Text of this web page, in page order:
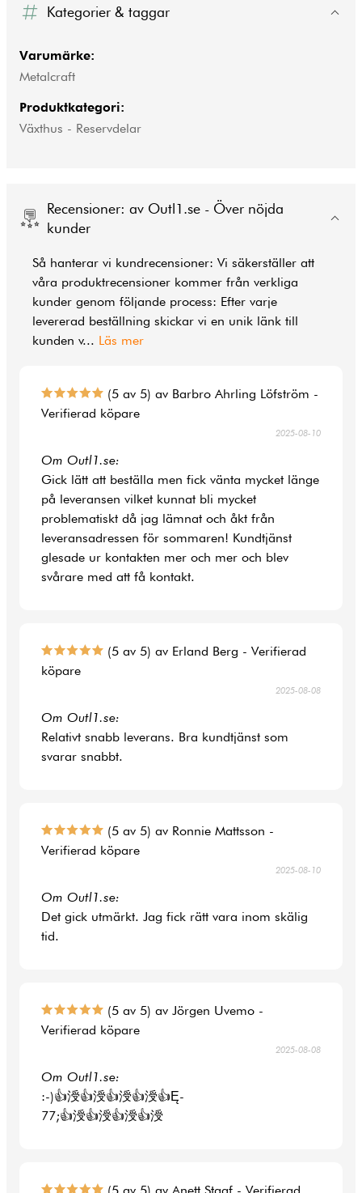
Kategorier & taggar
Varumärke:
Metalcraft
Produktkategori:
Växthus - Reservdelar
Recensioner: av Outl1.se - Över nöjda
kunder
Så hanterar vi kundrecensioner: Vi säkerställer att
våra produktrecensioner kommer från verkliga
kunder genom följande process: Efter varje
levererad beställning skickar vi en unik länk till
kunden v... Läs mer
(5 av 5) av Barbro Ahrling Löfström -
Verifierad köpare
2025-08-10
Om Outl1.se:
Gick lätt att beställa men fick vänta mycket länge
på leveransen vilket kunnat bli mycket
problematiskt då jag lämnat och åkt från
leveransadressen för sommaren! Kundtjänst
glesade ur kontakten mer och mer och blev
svårare med att få kontakt.
(5 av 5) av Erland Berg - Verifierad
köpare
2025-08-08
Om Outl1.se:
Relativt snabb leverans. Bra kundtjänst som
svarar snabbt.
(5 av 5) av Ronnie Mattsson -
Verifierad köpare
2025-08-10
Om Outl1.se:
Det gick utmärkt. Jag fick rätt vara inom skälig
tid.
(5 av 5) av Jörgen Uvemo -
Verifierad köpare
2025-08-08
Om Outl1.se:
:-)👍涭👍涭👍涭👍涭👍Ę-
77;👍涭👍涭👍涭👍涭